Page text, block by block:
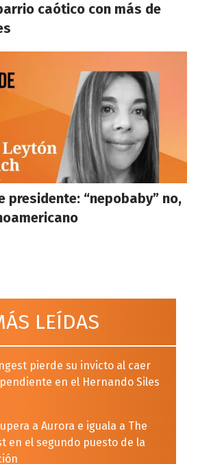
caótico con más de
presidente: “nepobaby” no,
LEÍDAS
pierde su invicto al caer
en el Hernando Siles
a Aurora e iguala a The
en el segundo puesto de la